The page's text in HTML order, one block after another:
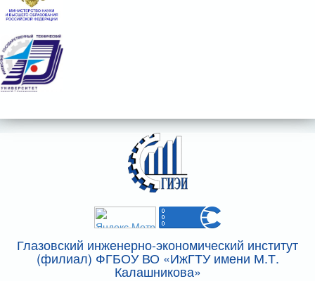
Глазовский инженерно-экономический институт
(филиал) ФГБОУ ВО «ИжГТУ имени М.Т.
Калашникова»